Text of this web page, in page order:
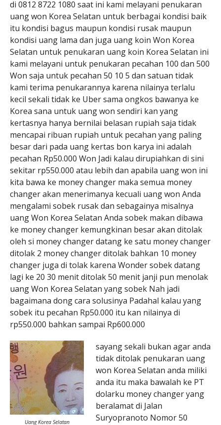
di 0812 8722 1080 saat ini kami melayani penukaran
uang won Korea Selatan untuk berbagai kondisi baik
itu kondisi bagus maupun kondisi rusak maupun
kondisi uang lama dan juga uang koin Won Korea
Selatan untuk penukaran uang koin Korea Selatan ini
kami melayani untuk penukaran pecahan 100 dan 500
Won saja untuk pecahan 50 10 5 dan satuan tidak
kami terima penukarannya karena nilainya terlalu
kecil sekali tidak ke Uber sama ongkos bawanya ke
Korea sana untuk uang won sendiri kan yang
kertasnya hanya bernilai belasan rupiah saja tidak
mencapai ribuan rupiah untuk pecahan yang paling
besar dari pada uang kertas bon karya ini adalah
pecahan Rp50.000 Won Jadi kalau dirupiahkan di sini
sekitar rp550.000 atau lebih dan apabila uang won ini
kita bawa ke money changer maka semua money
changer akan menerimanya kecuali uang won Anda
mengalami sobek rusak dan sebagainya misalnya
uang Won Korea Selatan Anda sobek makan dibawa
ke money changer kemungkinan besar akan ditolak
oleh si money changer datang ke satu money changer
ditolak 2 money changer ditolak bahkan 10 money
changer juga di tolak karena Wonder sobek datang
lagi ke 20 30 menit ditolak 50 menit janji pun menolak
uang Won Korea Selatan yang sobek Nah jadi
bagaimana dong cara solusinya Padahal kalau yang
sobek itu pecahan Rp50.000 itu kan nilainya di
rp550.000 bahkan sampai Rp600.000
Uang Korea Selatan
sayang sekali bukan agar anda
tidak ditolak penukaran uang
won Korea Selatan anda miliki
anda itu maka bawalah ke PT
dolarku money changer yang
beralamat di Jalan
Suryopranoto Nomor 50